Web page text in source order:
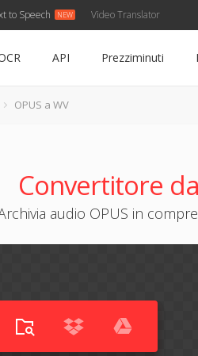
to Speech Video Translator
API Prezziminuti
OPUS a WV
Convertitore
audio OPUS in